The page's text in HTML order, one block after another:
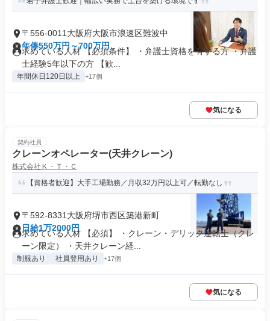
〒556-0011大阪府大阪市浪速区難波中
年俸550万円～700万円
求めている人材 【必須条件】 ・弁護士資格を有する方 ・弁護
士経験5年以下の方 【歓...
年間休日120日以上 +17個
気になる
契約社員
クレーンオペレーター(天井クレーン)
株式会社Ｋ・Ｔ・Ｃ
【資格者歓迎】大手工場勤務／月収32万円以上可／転勤なし
〒592-8331大阪府堺市西区築港新町
日給1万2000円
求めている人材 【必須】 ・クレーン・デリック運転士（クレ
ーン限定） ・天井クレーン経...
制服あり 社員登用あり +17個
気になる